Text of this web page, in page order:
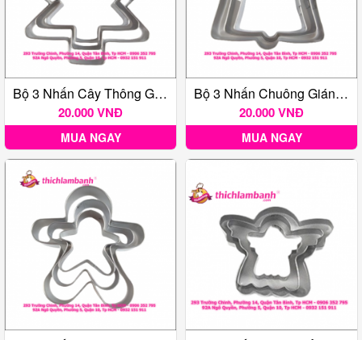
Bộ 3 Nhấn Cây Thông Giáng Sinh
20.000 VNĐ
MUA NGAY
Bộ 3 Nhấn Chuông Giáng Sinh
20.000 VNĐ
MUA NGAY